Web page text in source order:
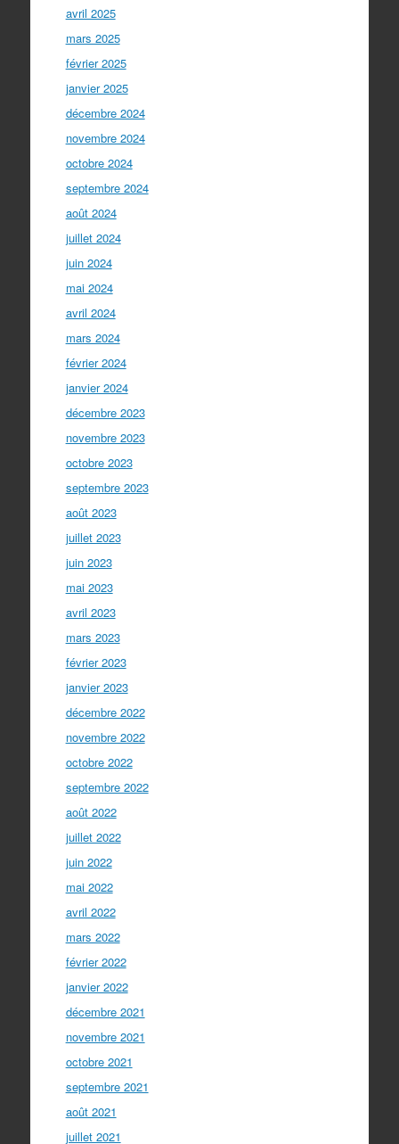
avril 2025
mars 2025
février 2025
janvier 2025
décembre 2024
novembre 2024
octobre 2024
septembre 2024
août 2024
juillet 2024
juin 2024
mai 2024
avril 2024
mars 2024
février 2024
janvier 2024
décembre 2023
novembre 2023
octobre 2023
septembre 2023
août 2023
juillet 2023
juin 2023
mai 2023
avril 2023
mars 2023
février 2023
janvier 2023
décembre 2022
novembre 2022
octobre 2022
septembre 2022
août 2022
juillet 2022
juin 2022
mai 2022
avril 2022
mars 2022
février 2022
janvier 2022
décembre 2021
novembre 2021
octobre 2021
septembre 2021
août 2021
juillet 2021